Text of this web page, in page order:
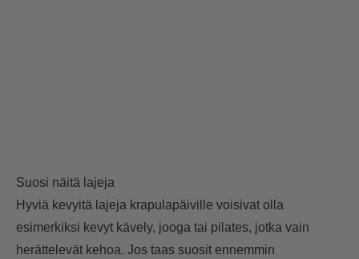
Suosi näitä lajeja
Hyviä kevyitä lajeja krapulapäiville voisivat olla
esimerkiksi kevyt kävely, jooga tai pilates, jotka vain
herättelevät kehoa. Jos taas suosit ennemmin